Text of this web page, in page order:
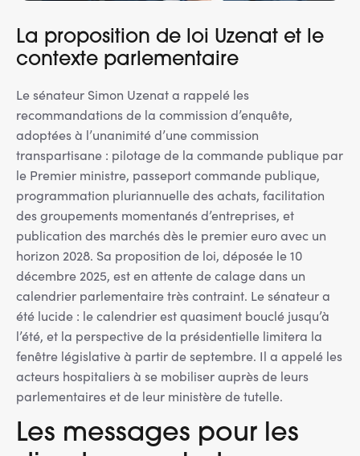
La proposition de loi Uzenat et le
contexte parlementaire
Le sénateur Simon Uzenat a rappelé les
recommandations de la commission d’enquête,
adoptées à l’unanimité d’une commission
transpartisane : pilotage de la commande publique par
le Premier ministre, passeport commande publique,
programmation pluriannuelle des achats, facilitation
des groupements momentanés d’entreprises, et
publication des marchés dès le premier euro avec un
horizon 2028. Sa proposition de loi, déposée le 10
décembre 2025, est en attente de calage dans un
calendrier parlementaire très contraint. Le sénateur a
été lucide : le calendrier est quasiment bouclé jusqu’à
l’été, et la perspective de la présidentielle limitera la
fenêtre législative à partir de septembre. Il a appelé les
acteurs hospitaliers à se mobiliser auprès de leurs
parlementaires et de leur ministère de tutelle.
Les messages pour les